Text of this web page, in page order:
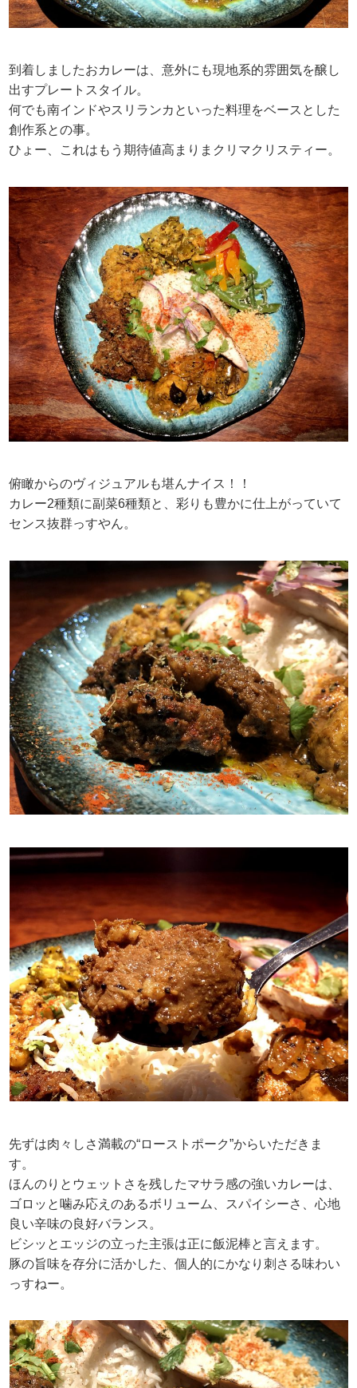
到着しましたおカレーは、意外にも現地系的雰囲気を醸し
出すプレートスタイル。
何でも南インドやスリランカといった料理をベースとした
創作系との事。
ひょー、これはもう期待値高まりまクリマクリスティー。
俯瞰からのヴィジュアルも堪んナイス！！
カレー2種類に副菜6種類と、彩りも豊かに仕上がっていて
センス抜群っすやん。
先ずは肉々しさ満載の“ローストポーク”からいただきま
す。
ほんのりとウェットさを残したマサラ感の強いカレーは、
ゴロッと噛み応えのあるボリューム、スパイシーさ、心地
良い辛味の良好バランス。
ビシッとエッジの立った主張は正に飯泥棒と言えます。
豚の旨味を存分に活かした、個人的にかなり刺さる味わい
っすねー。